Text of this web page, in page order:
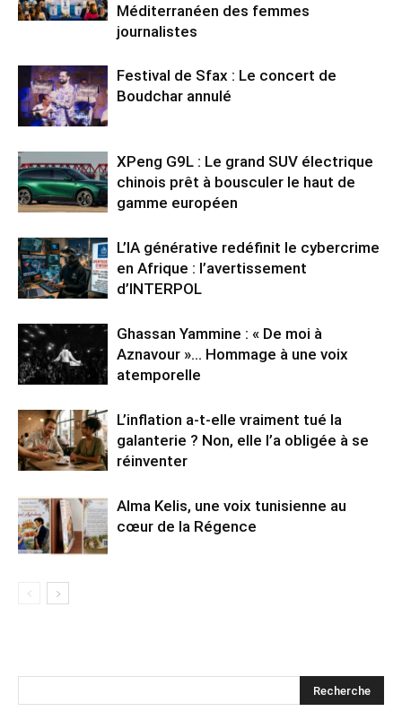
Méditerranéen des femmes
journalistes
Festival de Sfax : Le concert de
Boudchar annulé
XPeng G9L : Le grand SUV électrique
chinois prêt à bousculer le haut de
gamme européen
L’IA générative redéfinit le cybercrime
en Afrique : l’avertissement
d’INTERPOL
Ghassan Yammine : « De moi à
Aznavour »… Hommage à une voix
atemporelle
L’inflation a-t-elle vraiment tué la
galanterie ? Non, elle l’a obligée à se
réinventer
Alma Kelis, une voix tunisienne au
cœur de la Régence